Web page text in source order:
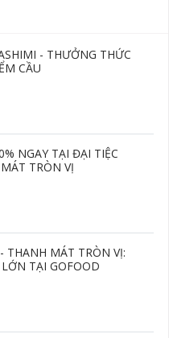
- THƯỞNG THỨC
CẦU
NGAY TẠI ĐẠI TIỆC
TRÒN VỊ
THANH MÁT TRÒN VỊ:
TẠI GOFOOD